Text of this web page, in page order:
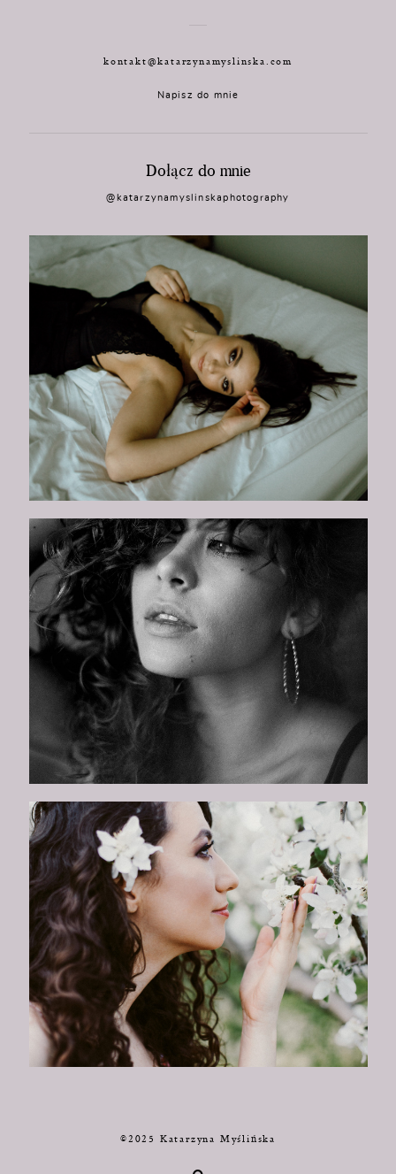
kontakt@katarzynamyslinska.com
Napisz do mnie
Dołącz do mnie
@katarzynamyslinskaphotography
©2025 Katarzyna Myślińska